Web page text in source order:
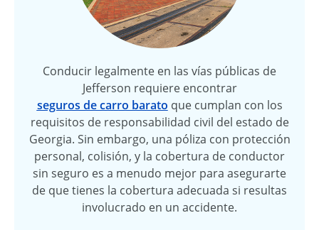
Conducir legalmente en las vías públicas de
Jefferson requiere encontrar
seguros de carro barato que cumplan con los
requisitos de responsabilidad civil del estado de
Georgia. Sin embargo, una póliza con protección
personal, colisión, y la cobertura de conductor
sin seguro es a menudo mejor para asegurarte
de que tienes la cobertura adecuada si resultas
involucrado en un accidente.